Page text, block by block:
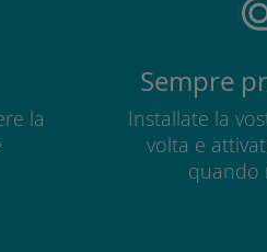
la
Sempre
Installate la
volta e
quando